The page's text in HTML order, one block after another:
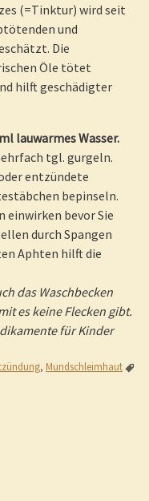
(=Tinktur) wird seit
und
Die
Öle tötet
hilft geschädigter
lauwarmes Wasser.
tgl. gurgeln.
entzündete
bepinseln.
einwirken bevor Sie
durch Spangen
Aphten hilft die
das Waschbecken
es keine Flecken gibt.
für Kinder
, Mundschleimhaut